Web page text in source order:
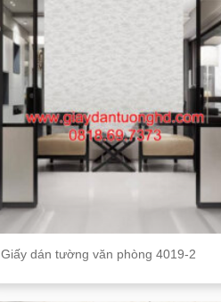
Giấy dán tường văn phòng 4019-2